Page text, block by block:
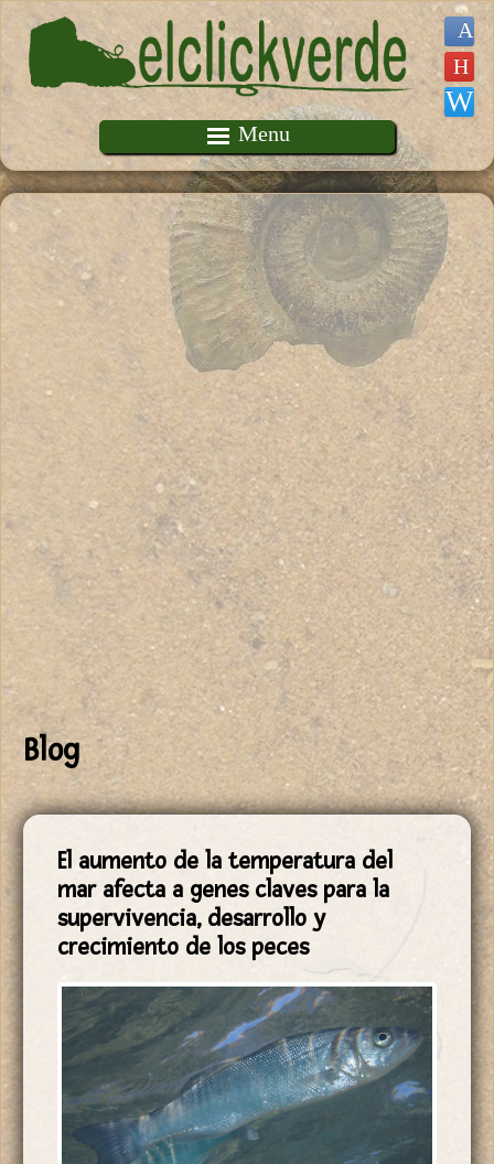
Pasar al contenido principal
Menu
Blog
El aumento de la temperatura del
mar afecta a genes claves para la
supervivencia, desarrollo y
crecimiento de los peces